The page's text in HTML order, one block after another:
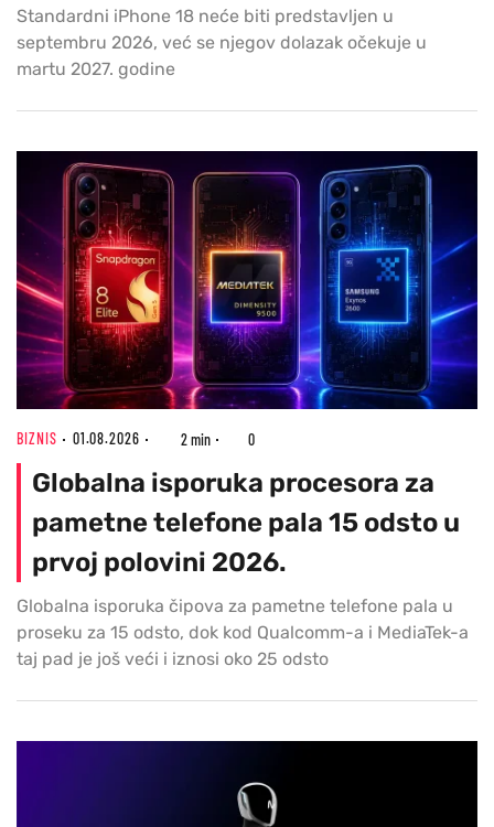
Standardni iPhone 18 neće biti predstavljen u
septembru 2026, već se njegov dolazak očekuje u
martu 2027. godine
BIZNIS 01.08.2026 2 min 0
Globalna isporuka procesora za
pametne telefone pala 15 odsto u
prvoj polovini 2026.
Globalna isporuka čipova za pametne telefone pala u
proseku za 15 odsto, dok kod Qualcomm-a i MediaTek-a
taj pad je još veći i iznosi oko 25 odsto